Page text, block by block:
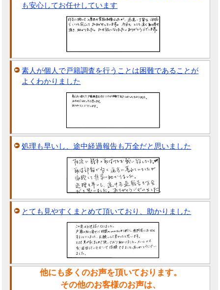
も安心してお任せしています
素人が個人で戸籍調査を行うことは困難であることが
よくわかりました
処理も早いし、途中経過報告も万全だと思いました
とても見やすくまとめて頂いており、助かりました
他にも多くのお声を頂いております。
その他のお客様のお声は、